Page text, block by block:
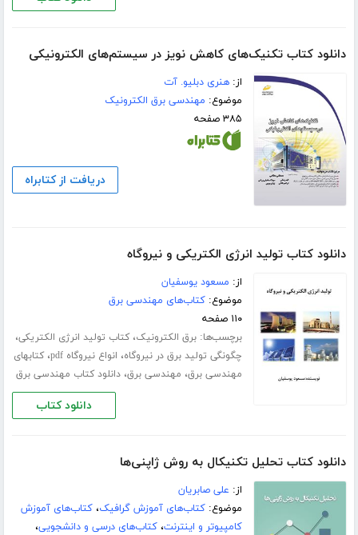
دانلود کتاب تکنیک‌های کاهش نویز در سیستم‌های الکترونیکی
از:هنری دبلیو. آت
موضوع: مهندسی برق الکترونیک
۳۸۵ صفحه
دریافت از کتابراه
دانلود کتاب تولید انرژی الکتریکی و نیروگاه
از: مسعود یوسفیان
موضوع:کتاب‌های مهندسی برق
۱۱۰ صفحه
برچسب‌ها:برق الکترونیک،کتاب تولید انرژی الکتریکی،
چگونگی تولید برق در نیروگاه، انواع نیروگاه pdf ،کتابهای
مهندسی برق، مهندسی برق،دانلود کتاب مهندسی برق
دانلود کتاب
دانلود کتاب تحلیل تکنیکال به روش ژاپنی‌ها
از: علی صابریان
موضوع:کتاب‌های آموزش گرافیک،کتاب‌های آموزش
کامپیوتر و اینترنت،کتاب‌های درسی و دانشجویی،